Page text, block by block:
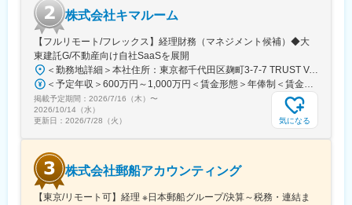
・しがらみ、しきたりにとらわれず、自由な発想でのびのびと働
きたい方
■働き方
土日祝休み、年間休日129日（2025年度実績）、残業月20時間以
内と、非常に働きやすい環境です。
また、社員のほとんどが私服で勤務しております。
会社として時差出勤を推奨しており、出社時間や退社時間は柔軟
に調整できます。
株式会社キマルーム
【フルリモート/フレックス】経理財務（マネジメント候補）◆大
東建託G/不動産向け自社SaaSを展開
＜勤務地詳細＞本社住所：東京都千代田区麹町3-7-7 TRUST VALUE 麹町 5F 受動喫煙対策：敷地内全面禁煙変更の範囲：会社の定める事業所（リモートワーク含む）
＜予定年収＞600万円～1,000万円＜賃金形態＞年俸制＜賃金内訳＞年額（基本給）：3,600,000円～7,000,000円その他固定手当/月：200,000円～250,000円＜月額＞500,000円～833,333円（12分割）＜昇給有無＞有＜残業手当＞無＜給与補足＞※月額は固定手当（役職給等）を含めた表記です。賃金はあくまでも目安の金額であり、選考を通じて上下する可能性があります。月給(月額)は固定手当を含めた表記です。
掲載予定期間： 2026/7/16（木） 〜
2026/10/14（水）
更新日： 2026/7/28（火） 気になる
株式会社郵船アカウンティング
【東京/リモート可】経理 ※日本郵船グループ/決算～税務・連結ま